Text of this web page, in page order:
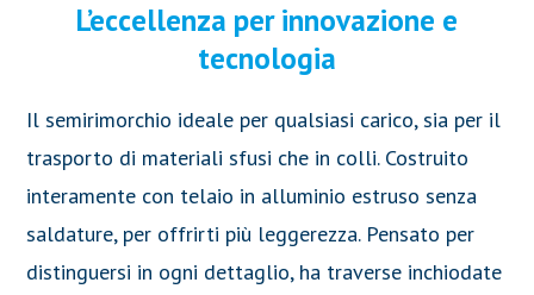
L’eccellenza per innovazione e
tecnologia
Il semirimorchio ideale per qualsiasi carico, sia per il
trasporto di materiali sfusi che in colli. Costruito
interamente con telaio in alluminio estruso senza
saldature, per offrirti più leggerezza. Pensato per
distinguersi in ogni dettaglio, ha traverse inchiodate